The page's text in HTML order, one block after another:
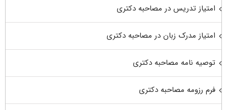
امتیاز تدریس در مصاحبه دکتری
امتیاز مدرک زبان در مصاحبه دکتری
توصیه نامه مصاحبه دکتری
فرم رزومه مصاحبه دکتری